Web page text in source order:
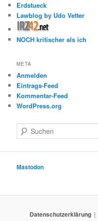
Erdstueck
Lawblog by Udo Vetter
NOCH kritischer als ich
META
Anmelden
Eintrags-Feed
Kommentar-Feed
WordPress.org
u
e
Mastodon
Datenschutzerklärung